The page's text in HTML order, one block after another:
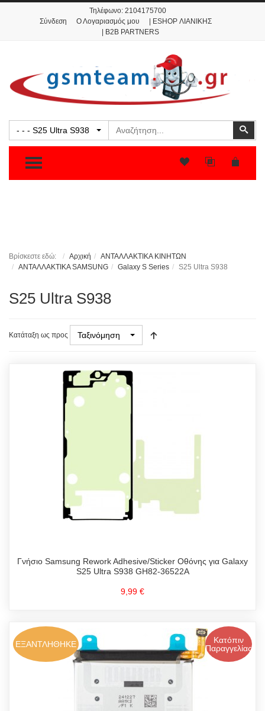
Τηλέφωνο: 2104175700
Σύνδεση
Ο Λογαριασμός μου
| ESHOP ΛΙΑΝΙΚΗΣ
| B2B PARTNERS
- - - S25 Ultra S938
TOGGLE MENU
Βρίσκεστε εδώ: Αρχική
ΑΝΤΑΛΛΑΚΤΙΚΑ ΚΙΝΗΤΩΝ
ΑΝΤΑΛΛΑΚΤΙΚΑ SAMSUNG
Galaxy S Series S25 Ultra S938
S25 Ultra S938
Κατάταξη ως προς Ταξινόμηση
Γνήσιο Samsung Rework Adhesive/Sticker Οθόνης για Galaxy
S25 Ultra S938 GH82-36522A
9,99 €
ΕΞΑΝΤΛΗΘΗΚΕ
Κατόπιν
Παραγγελίας